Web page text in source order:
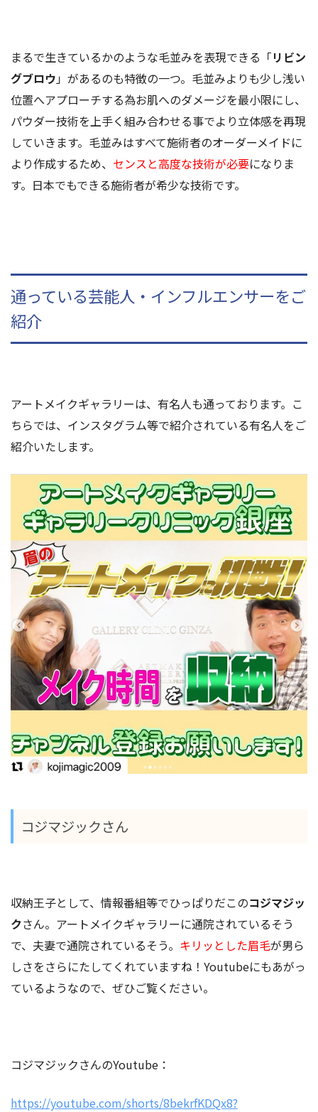
まるで生きているかのような毛並みを表現できる「リビン
グブロウ」があるのも特徴の一つ。毛並みよりも少し浅い
位置へアプローチする為お肌へのダメージを最小限にし、
パウダー技術を上手く組み合わせる事でより立体感を再現
していきます。毛並みはすべて施術者のオーダーメイドに
より作成するため、 センスと高度な技術が必要になりま
す。日本でもできる施術者が希少な技術です。
通っている芸能人・インフルエンサーをご
紹介
アートメイクギャラリーは、有名人も通っております。こ
ちらでは、インスタグラム等で紹介されている有名人をご
紹介いたします。
コジマジックさん
収納王子として、情報番組等でひっぱりだこのコジマジッ
クさん。アートメイクギャラリーに通院されているそう
で、夫妻で通院されているそう。 キリッとした眉毛が男ら
しさをさらにたしてくれていますね！Youtubeにもあがっ
ているようなので、ぜひご覧ください。
コジマジックさんのYoutube：
https://youtube.com/shorts/8bekrfKDQx8?